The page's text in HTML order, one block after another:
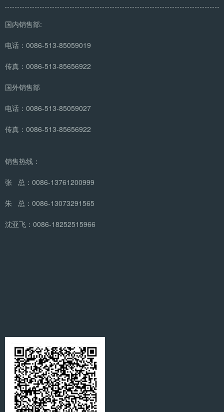
国内销售部:
电话：0086-513-85059019
传真：0086-513-85656922
国外销售部
电话：0086-513-85059027
传真：0086-513-85656922
销售热线：
张 总：0086-13761200999
朱 总：0086-13073291565
沈亚飞：0086-18252515966